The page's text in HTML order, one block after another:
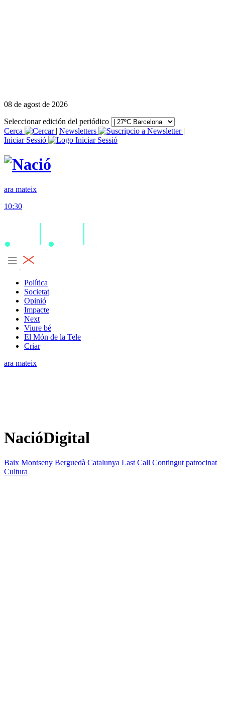
08 de agost de 2026
Seleccionar edición del periódico
Cerca
| Newsletters
|
Iniciar Sessió
ara mateix
10:30
Política
Societat
Opinió
Impacte
Next
Viure bé
El Món de la Tele
Criar
ara mateix
NacióDigital
Baix Montseny Berguedà Catalunya Last Call Contingut patrocinat
Cultura